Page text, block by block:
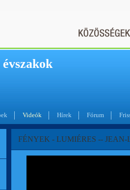
Videók Hírek Fórum
FÉNYEK - LUMIÉRES -- JEAN-